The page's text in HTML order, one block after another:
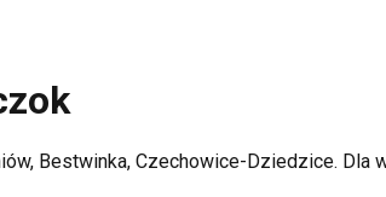
Bestwinka, Czechowice-Dziedzice. Dla